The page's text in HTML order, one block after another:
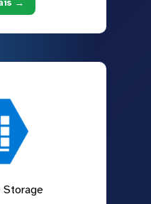
→
Storage